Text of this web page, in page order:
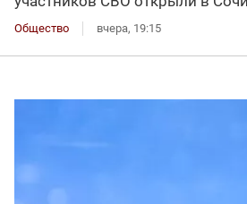
Общество вчера, 19:15